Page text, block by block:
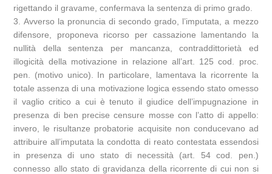
rigettando il gravame, confermava la sentenza di primo grado.
3. Avverso la pronuncia di secondo grado, l’imputata, a mezzo
difensore, proponeva ricorso per cassazione lamentando la
nullità della sentenza per mancanza, contraddittorietà ed
illogicità della motivazione in relazione all’art. 125 cod. proc.
pen. (motivo unico). In particolare, lamentava la ricorrente la
totale assenza di una motivazione logica essendo stato omesso
il vaglio critico a cui è tenuto il giudice dell’impugnazione in
presenza di ben precise censure mosse con l’atto di appello:
invero, le risultanze probatorie acquisite non conducevano ad
attribuire all’imputata la condotta di reato contestata essendosi
in presenza di uno stato di necessità (art. 54 cod. pen.)
connesso allo stato di gravidanza della ricorrente di cui non si